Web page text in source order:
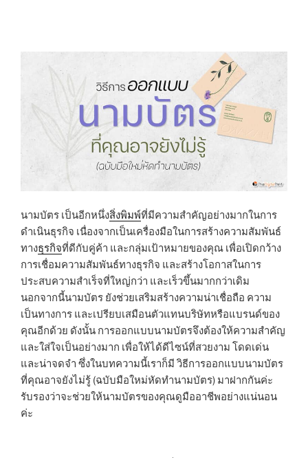
นามบัตร เป็นอีกหนึ่งสิ่งพิมพ์ที่มีความสำคัญอย่างมากในการ
ดำเนินธุรกิจ เนื่องจากเป็นเครื่องมือในการสร้างความสัมพันธ์
ทางธุรกิจที่ดีกับคู่ค้า และกลุ่มเป้าหมายของคุณ เพื่อเปิดกว้าง
การเชื่อมความสัมพันธ์ทางธุรกิจ และสร้างโอกาสในการ
ประสบความสำเร็จที่ใหญ่กว่า และเร็วขึ้นมากกว่าเดิม
นอกจากนี้นามบัตร ยังช่วยเสริมสร้างความน่าเชื่อถือ ความ
เป็นทางการ และเปรียบเสมือนตัวแทนบริษัทหรือแบรนด์ของ
คุณอีกด้วย ดังนั้น การออกแบบนามบัตรจึงต้องให้ความสำคัญ
และใส่ใจเป็นอย่างมาก เพื่อให้ได้ดีไซน์ที่สวยงาม โดดเด่น
และน่าจดจำ ซึ่งในบทความนี้เราก็มี วิธีการออกแบบนามบัตร
ที่คุณอาจยังไม่รู้ (ฉบับมือใหม่หัดทำนามบัตร) มาฝากกันค่ะ
รับรองว่าจะช่วยให้นามบัตรของคุณดูมืออาชีพอย่างแน่นอน
ค่ะ